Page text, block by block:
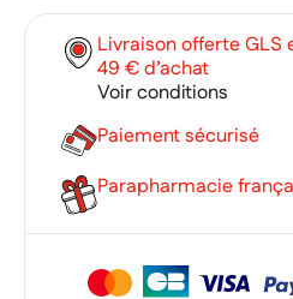
Livraison offerte GLS
49 € d’achat
Voir conditions
Paiement sécurisé
Parapharmacie
Créer une liste d'envies
Connexion